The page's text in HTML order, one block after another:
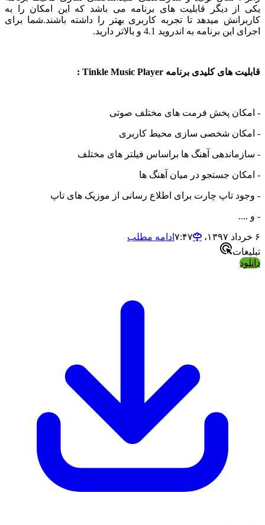
یکی از دیگر قابلیت های برنامه می باشد که این امکان را به
کاربرانش میدهد تا تجربه کاربری بهتر را داشته باشند.شما برای
اجرای این برنامه به اندروید 4.1 و بالاتر دارید.
قابلیت های کلیدی برنامه Tinkle Music Player :
- امکان پخش فرمت های مختلف صوتی
- امکان شخصی سازی محیط کاربری
- سازماندهی آهنگ ها براساس فیلتر های مختلف
- امکان جستجو در میان آهنگ ها
- وجود تاپ چارت برای اطلاع رسانی از موزیک های تاپ
- و ....
۶ خرداد ۱۳۹۷،‏ ۷:۴۷
ادامه مطلب
تبلیغات
دانلود